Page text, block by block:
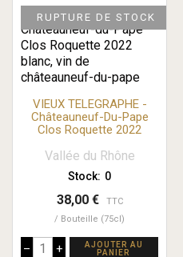
VIEUX TELEGRAPHE -
Châteauneuf-Du-Pape
Clos Roquette 2022
Vallée du Rhône
Stock: 0
38,00 €
TTC
Bouteille (75cl)
– +
AJOUTER AU
PANIER
RUPTURE DE STOCK